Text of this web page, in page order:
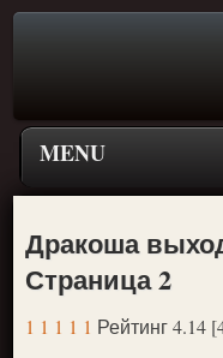
MENU
Главная страница
Поиск
ПЕРЕЙТИ К ГЛАВНОМУ
Новое
Дракоша
Страница 2
1 1 1 1 1 Рейтинг 4.14